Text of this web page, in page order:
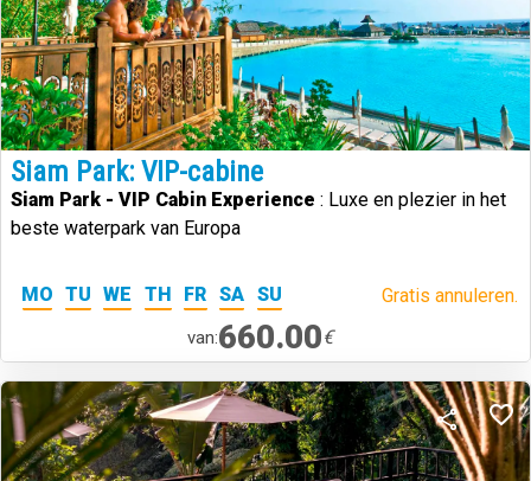
Siam Park: VIP-cabine
Siam Park - VIP Cabin Experience : Luxe en plezier in het
beste waterpark van Europa
MO TU WE TH FR SA SU Gratis annuleren.
van:660.00€